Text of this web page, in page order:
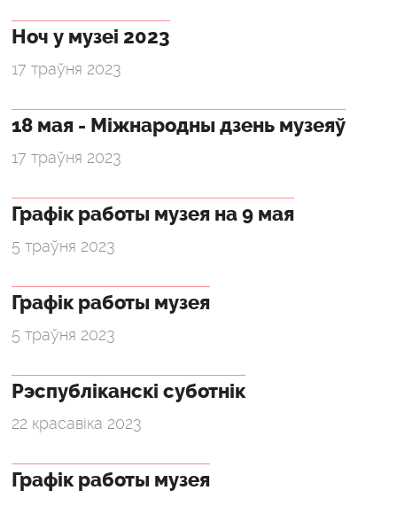
Ноч у музеі 2023
17 траўня 2023
18 мая - Міжнародны дзень музеяў
17 траўня 2023
Графік работы музея на 9 мая
5 траўня 2023
Графік работы музея
5 траўня 2023
Рэспубліканскі суботнік
22 красавіка 2023
Графік работы музея